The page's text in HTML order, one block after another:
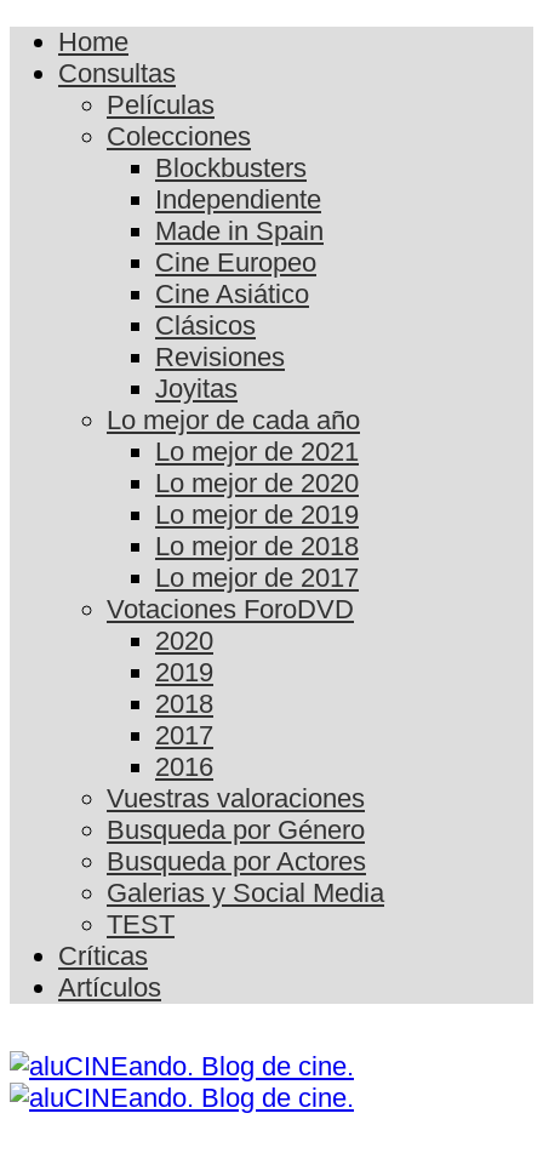
Home
Consultas
Películas
Colecciones
Blockbusters
Independiente
Made in Spain
Cine Europeo
Cine Asiático
Clásicos
Revisiones
Joyitas
Lo mejor de cada año
Lo mejor de 2021
Lo mejor de 2020
Lo mejor de 2019
Lo mejor de 2018
Lo mejor de 2017
Votaciones ForoDVD
2020
2019
2018
2017
2016
Vuestras valoraciones
Busqueda por Género
Busqueda por Actores
Galerias y Social Media
TEST
Críticas
Artículos